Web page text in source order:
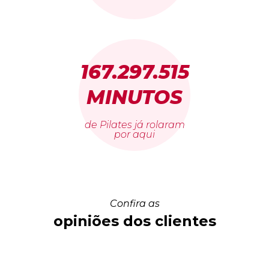
167.297.515
MINUTOS
de Pilates já rolaram
por aqui
Confira as
opiniões dos clientes